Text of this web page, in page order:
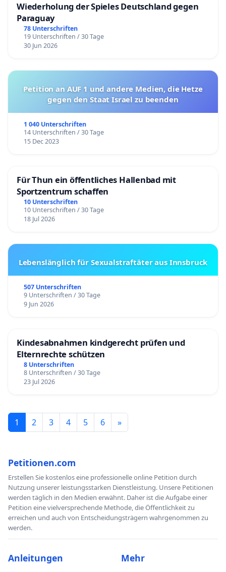
Wiederholung der Spieles Deutschland gegen
Paraguay
78 Unterschriften
19 Unterschriften / 30 Tage
30 Jun 2026
Petition an AUF 1 und andere Medien, die Hetze
gegen den Staat Israel zu beenden
1 040 Unterschriften
14 Unterschriften / 30 Tage
15 Dec 2023
Für Thun ein öffentliches Hallenbad mit
Sportzentrum schaffen
10 Unterschriften
10 Unterschriften / 30 Tage
18 Jul 2026
Lebenslänglich für Sexualstraftäter aus Innsbruck
507 Unterschriften
9 Unterschriften / 30 Tage
9 Jun 2026
Kindesabnahmen kindgerecht prüfen und
Elternrechte schützen
8 Unterschriften
8 Unterschriften / 30 Tage
23 Jul 2026
1 2 3 4 5 6 »
Petitionen.com
Erstellen Sie kostenlos eine professionelle online Petition durch
Nutzung unserer leistungsstarken Dienstleistung. Unsere Petitionen
werden täglich in den Medien erwähnt. Daher ist die Aufgabe einer
Petition eine vielversprechende Methode, die Öffentlichkeit zu
erreichen und auch von Entscheidungsträgern wahrgenommen zu
werden.
Anleitungen Mehr